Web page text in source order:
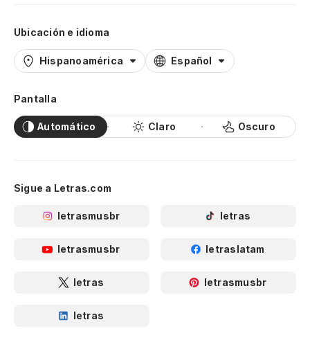
Ubicación e idioma
Hispanoamérica Español
Pantalla
Automático Claro Oscuro
Sigue a Letras.com
letrasmusbr letras
letrasmusbr letraslatam
letras letrasmusbr
letras